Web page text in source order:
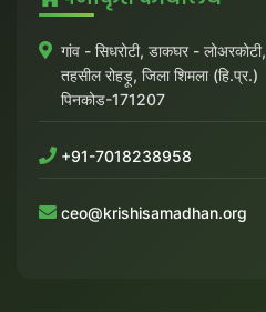
गांव - सिधरोटी, डाकघर - लोअरकोटी,
तहसील रोहड़ू, जिला शिमला (हि.प्र.)
पिनकोड-171207
+91-7018238958
ceo@krishisamadhan.org